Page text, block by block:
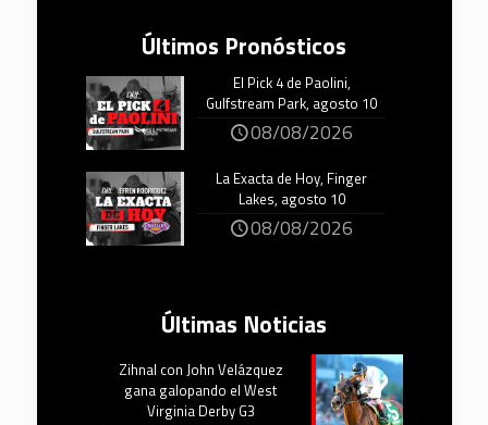
Últimos Pronósticos
El Pick 4 de Paolini,
Gulfstream Park, agosto 10
08/08/2026
La Exacta de Hoy, Finger
Lakes, agosto 10
08/08/2026
Últimas Noticias
Zihnal con John Velázquez
gana galopando el West
Virginia Derby G3